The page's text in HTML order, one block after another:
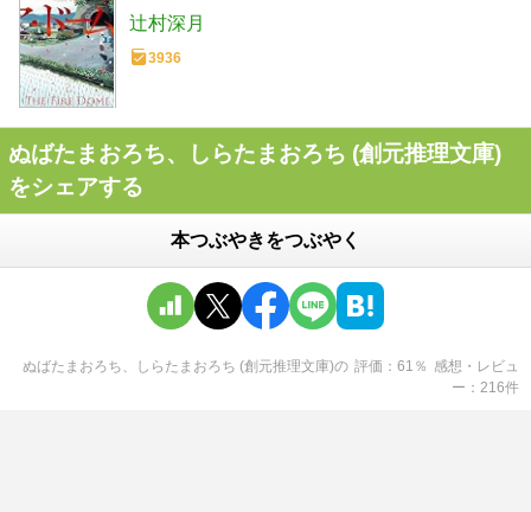
辻村深月
3936
ぬばたまおろち、しらたまおろち (創元推理文庫)
をシェアする
本つぶやきをつぶやく
ぬばたまおろち、しらたまおろち (創元推理文庫)の 評価 61 ％ 感想・レビュ
ー
216件